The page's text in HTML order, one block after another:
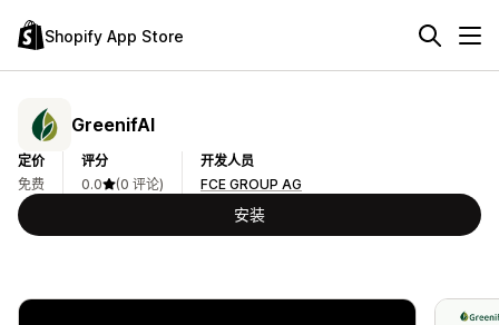
Shopify App Store
GreenifAI
定价
免费
评分
0.0
(0 评论)
开发人员
FCE GROUP AG
安装